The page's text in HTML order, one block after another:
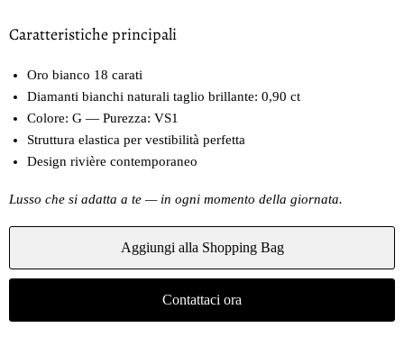
Caratteristiche principali
Oro bianco 18 carati
Diamanti bianchi naturali taglio brillante: 0,90 ct
Colore: G — Purezza: VS1
Struttura elastica per vestibilità perfetta
Design rivière contemporaneo
Lusso che si adatta a te — in ogni momento della giornata.
Aggiungi alla Shopping Bag
Contattaci ora